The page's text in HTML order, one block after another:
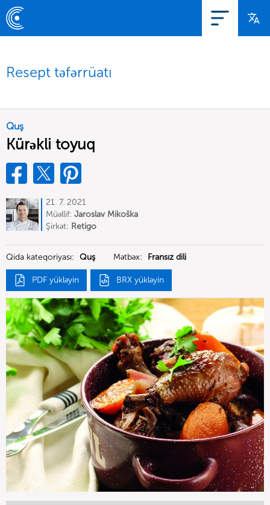
Resept təfərrüatı
Quş
Kürəkli toyuq
21. 7. 2021
Müəllif: Jaroslav Mikoška
Şirkət: Retigo
Qida kateqoriyası: Quş Mətbəx: Fransız dili
PDF yükləyin BRX yükləyin